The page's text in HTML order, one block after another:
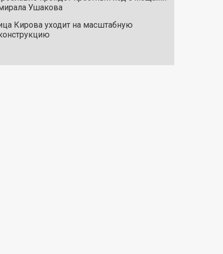
Ушакова
Кирова уходит на масштабную